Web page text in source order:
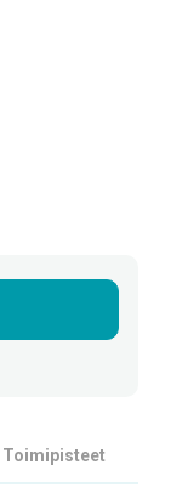
Toimipisteet